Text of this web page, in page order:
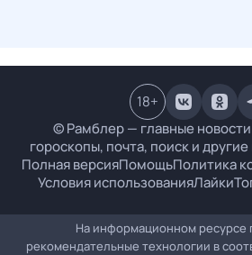
© Рамблер — главные
гороскопы, почта, поиск и
Полная версияПомощьПолитика
Условия использованияЛайки
18+
На информационном ресурсе
рекомендательные технологии в